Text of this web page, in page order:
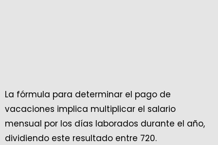
La fórmula para determinar el pago de
vacaciones implica multiplicar el salario
mensual por los días laborados durante el año,
dividiendo este resultado entre 720.